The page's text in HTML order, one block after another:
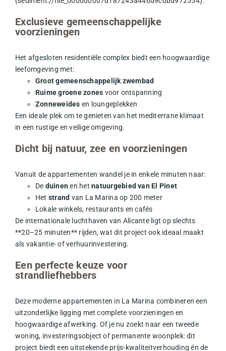
Exclusieve gemeenschappelijke
voorzieningen
Het afgesloten residentiële complex biedt een hoogwaardige
leefomgeving met:
Groot gemeenschappelijk zwembad
Ruime groene zones voor ontspanning
Zonneweides en loungeplekken
Een ideale plek om te genieten van het mediterrane klimaat
in een rustige en veilige omgeving.
Dicht bij natuur, zee en voorzieningen
Vanuit de appartementen wandel je in enkele minuten naar:
De duinenen hetnatuurgebied van El Pinet
Het strand van La Marina op 200 meter
Lokale winkels, restaurants en cafés
De internationale luchthaven van Alicante ligt op slechts
**20–25 minuten** rijden, wat dit project ook ideaal maakt
als vakantie- of verhuurinvestering.
Een perfecte keuze voor
strandliefhebbers
Deze moderne appartementen in La Marina combineren een
uitzonderlijke ligging met complete voorzieningen en
hoogwaardige afwerking. Of je nu zoekt naar een tweede
woning, investeringsobject of permanente woonplek: dit
project biedt een uitstekende prijs-kwaliteitverhouding én de